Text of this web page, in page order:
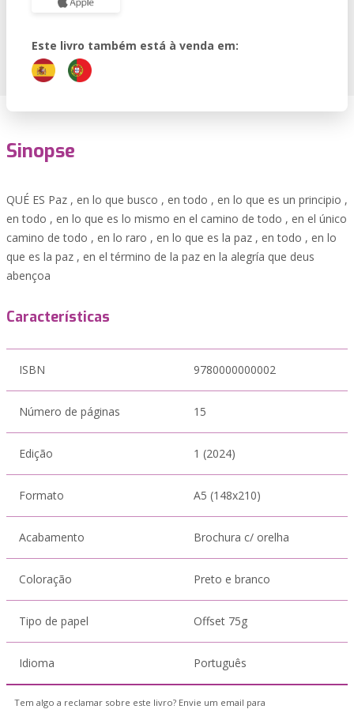
Este livro também está à venda em:
Sinopse
QUÉ ES Paz , en lo que busco , en todo , en lo que es un principio ,
en todo , en lo que es lo mismo en el camino de todo , en el único
camino de todo , en lo raro , en lo que es la paz , en todo , en lo
que es la paz , en el término de la paz en la alegría que deus
abençoa
Características
ISBN 9780000000002
Número de páginas 15
Edição 1 (2024)
Formato A5 (148x210)
Acabamento Brochura c/ orelha
Coloração Preto e branco
Tipo de papel Offset 75g
Idioma Português
Tem algo a reclamar sobre este livro? Envie um email para